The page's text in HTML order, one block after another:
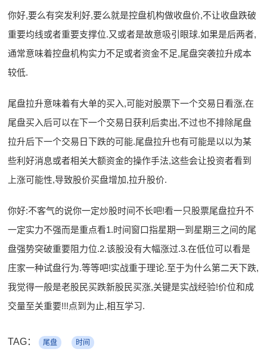
你好,要么有突发利好,要么就是控盘机构做收盘价,不让收盘跌破
重要均线或者重要支撑位.又或者是故意吸引眼球.如果是后两者,
通常意味着控盘机构实力不足或者资金不足,尾盘突袭拉升成本
较低.
尾盘拉升意味着有大单的买入,可能对股票下一个交易日看涨,在
尾盘买入后可以在下一个交易日获利后卖出,不过也不排除尾盘
拉升后下一个交易日下跌的可能.尾盘拉升也有可能是以以为某
些利好消息或者相关大额资金的操作手法,这些会让投资者看到
上涨可能性,导致股价买盘增加,拉升股价.
你好:不客气的说你一定炒股时间不长吧!看一只股票尾盘拉升不
一定实力不强而是重点看1.时间窗口指星期一到星期三之间的尾
盘强势突破重要阻力位.2.该股没有大幅涨过.3.在低位可以看是
庄家一种试盘行为.等等吧!实战重于理论.至于为什么第二天下跌,
我觉得一般是老股民买跌新股民买涨,关键是实战经验!价位和成
交量至关重要!!!点到为止,相互学习.
TAG： 尾盘 时间